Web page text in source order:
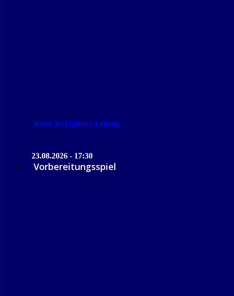
KSW IceFighters Leipzig
23.08.2026 - 17:30
Vorbereitungsspiel